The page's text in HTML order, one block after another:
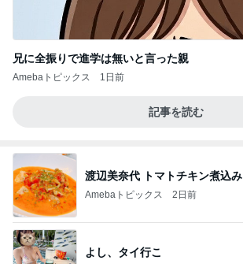
兄に全振りで進学は無いと言った親
Amebaトピックス 1日前
記事を読む
渡辺美奈代 トマトチキン煮込み
Amebaトピックス 2日前
よし、タイ行こ